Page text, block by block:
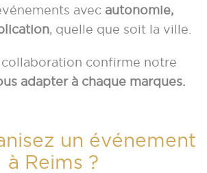
avec autonomie,
, quelle que soit la ville.
confirme notre
adapter à chaque marques.
un événement
à Reims ?